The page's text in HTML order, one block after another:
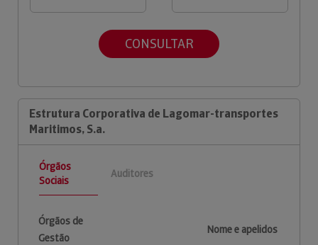
CONSULTAR
Estrutura Corporativa de Lagomar-transportes
Maritimos, S.a.
Órgãos
Sociais
Auditores
Órgãos de
Gestão
Nome e apelidos